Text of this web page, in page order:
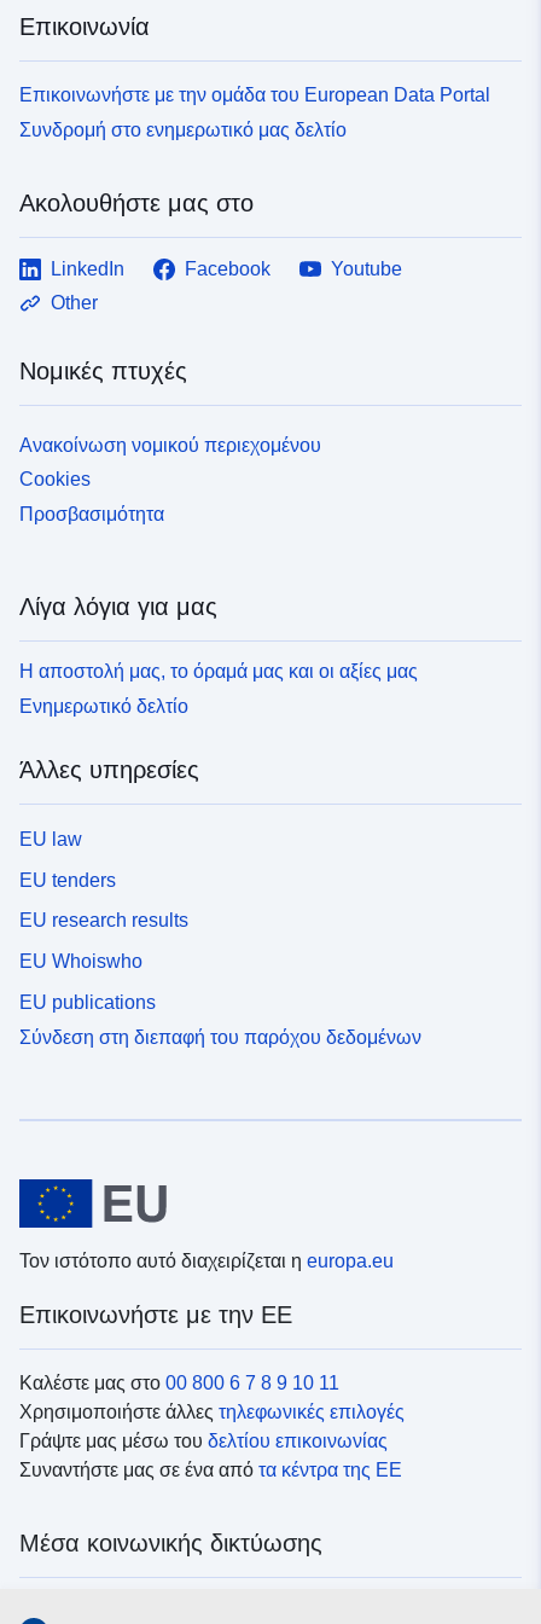
Επικοινωνία
Επικοινωνήστε με την ομάδα του European Data Portal
Συνδρομή στο ενημερωτικό μας δελτίο
Ακολουθήστε μας στο
LinkedIn Facebook
Youtube
Other
Νομικές πτυχές
Ανακοίνωση νομικού περιεχομένου
Cookies
Προσβασιμότητα
Λίγα λόγια για μας
Η αποστολή μας, το όραμά μας και οι αξίες μας
Ενημερωτικό δελτίο
Άλλες υπηρεσίες
EU law
EU tenders
EU research results
EU Whoiswho
EU publications
Σύνδεση στη διεπαφή του παρόχου δεδομένων
Τον ιστότοπο αυτό διαχειρίζεται η europa.eu
Επικοινωνήστε με την ΕΕ
Καλέστε μας στο 00 800 6 7 8 9 10 11
Χρησιμοποιήστε άλλες τηλεφωνικές επιλογές
Γράψτε μας μέσω του δελτίου επικοινωνίας
Συναντήστε μας σε ένα από τα κέντρα της ΕΕ
Μέσα κοινωνικής δικτύωσης